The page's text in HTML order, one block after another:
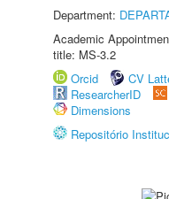
Department:
Academic
title: MS-3.2
Orcid
CV
ResearcherID
Dimensions
Repositório